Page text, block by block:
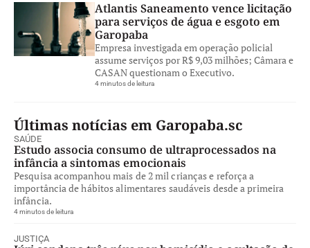
Atlantis Saneamento vence licitação
para serviços de água e esgoto em
Garopaba
Empresa investigada em operação policial
assume serviços por R$ 9,03 milhões; Câmara e
CASAN questionam o Executivo.
4 minutos de leitura
Últimas notícias em Garopaba.sc
SAÚDE
Estudo associa consumo de ultraprocessados na
infância a sintomas emocionais
Pesquisa acompanhou mais de 2 mil crianças e reforça a
importância de hábitos alimentares saudáveis desde a primeira
infância.
4 minutos de leitura
JUSTIÇA